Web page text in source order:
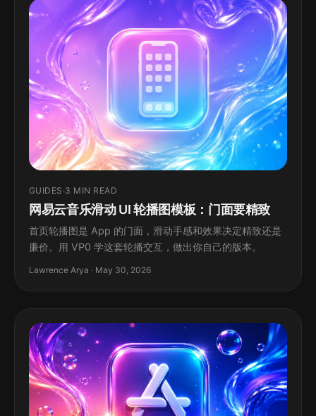
GUIDES ·3 MIN READ
网易云音乐滑动 UI 轮播图模板：门面要精致
首页轮播图是 App 的门面，滑动手感和效果决定精致还是
廉价。用 VP0 学这套轮播交互，做出你自己的版本。
Lawrence Arya · May 30, 2026